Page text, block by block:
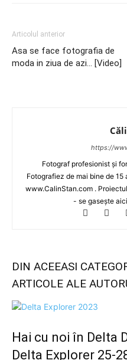
Articolul anterior
Asa se face fotografia de
moda in ziua de azi… [Video]
https://
Fotograf profesionist și
Fotografiez de mai bine de
www.CalinStan.com .
- se gasește
DIN ACEEASI
ARTICOLE ALE
Hai cu noi în Delta
Delta Explorer 25-